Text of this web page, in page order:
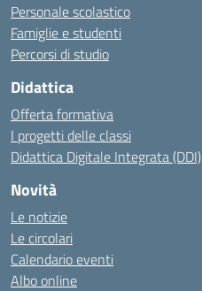
Personale scolastico
Famiglie e studenti
Percorsi di studio
Didattica
Offerta formativa
I progetti delle classi
Didattica Digitale Integrata (DDI)
Novità
Le notizie
Le circolari
Calendario eventi
Albo online